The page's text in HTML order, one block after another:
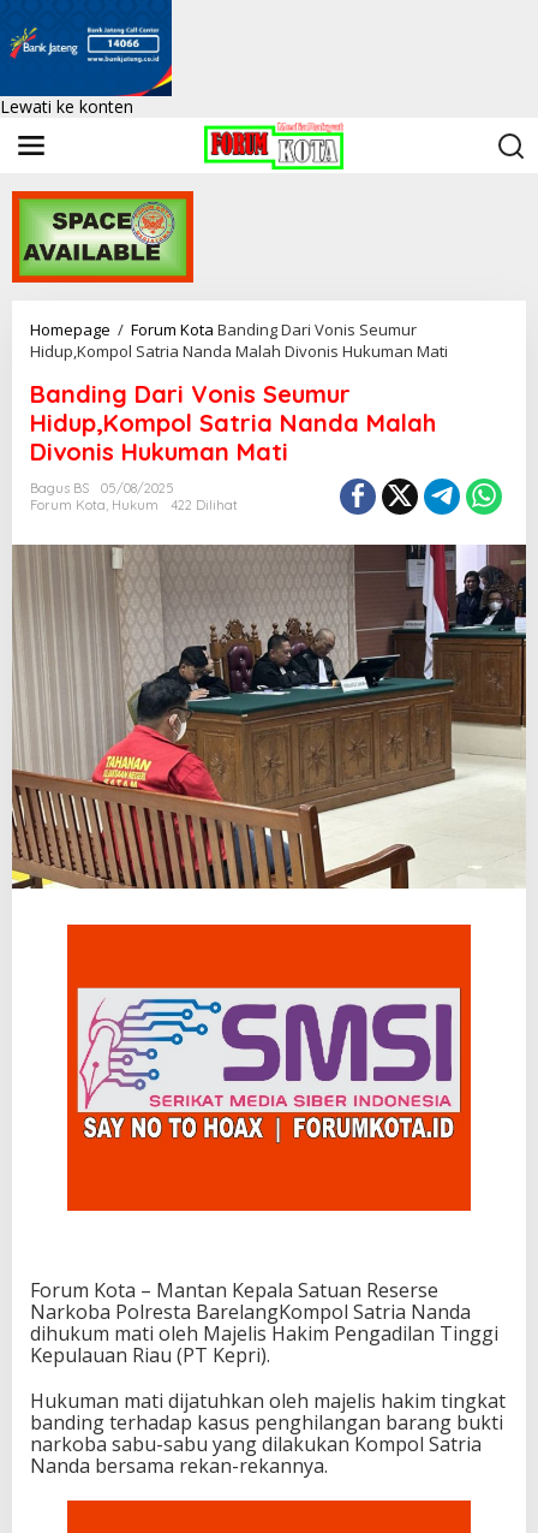
Lewati ke konten
Homepage / Forum Kota Banding Dari Vonis Seumur
Hidup,Kompol Satria Nanda Malah Divonis Hukuman Mati
Banding Dari Vonis Seumur
Hidup,Kompol Satria Nanda Malah
Divonis Hukuman Mati
Bagus BS
05/08/2025
Forum Kota, Hukum 422 Dilihat
Forum Kota – Mantan Kepala Satuan Reserse
Narkoba Polresta BarelangKompol Satria Nanda
dihukum mati oleh Majelis Hakim Pengadilan Tinggi
Kepulauan Riau (PT Kepri).
Hukuman mati dijatuhkan oleh majelis hakim tingkat
banding terhadap kasus penghilangan barang bukti
narkoba sabu-sabu yang dilakukan Kompol Satria
Nanda bersama rekan-rekannya.